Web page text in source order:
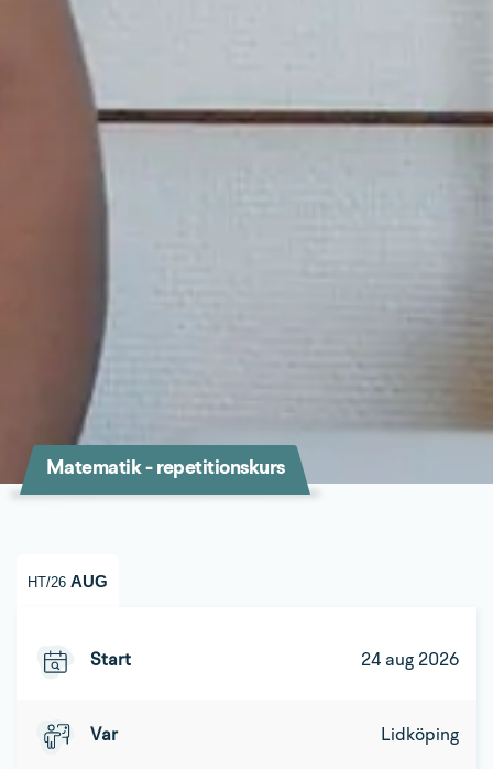
Matematik - repetitionskurs
HT/26 AUG
Start 24 aug 2026
Var Lidköping